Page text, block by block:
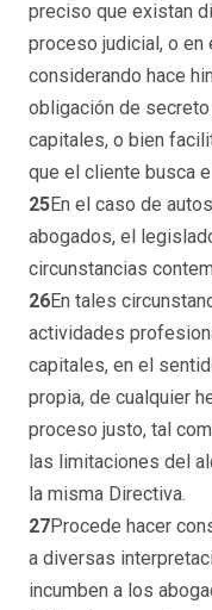
preciso que existan
proceso judicial, o en
considerando hace
obligación de
capitales, o bien
que el cliente busca
25En el caso de
abogados, el
circunstancias
26En tales
actividades
capitales, en el
propia, de cualquier
proceso justo, tal
las limitaciones del
la misma Directiva.
27Procede hacer
a diversas
incumben a los